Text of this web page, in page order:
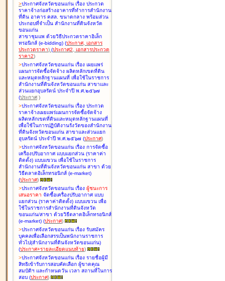
>ประกาศจังหวัดขอนแก่น เรื่อง ประกวด
ราคาจ้างก่อสร้างอาคารที่ทำการสำนักงาน
ที่ดิน อาคาร คสล. ขนาดกลาง พร้อมส่วน
ประกอบที่จำเป็น สำนักงานที่ดินจังหวัด
ขอนแก่น
สาขาชุมแพ ด้วยวิธีประกวดราคาอิเล็ก
ทรอนิกส์ (e-bidding) (ประกาศ, เอกสาร
ประกวดราคา) (ประกาศ2, เอกสารประกวด
ราคา2)
>ประกาศจังหวัดขอนแก่น เรื่อง เผยแพร่
แผนการจัดซื้อจัดจ้าง ผลิตหลักเขตที่ดิน
และหมุดหลักฐานแผนที่ เพื่อใช้ในราชการ
สำนักงานที่ดินจังหวัดขอนแก่น สาขาและ
ส่วนแยกอุบลรัตน์ ประจำปี พ.ศ.๒๕๖๗
(ประกาศ )
>ประกาศจังหวัดขอนแก่น เรื่อง ประกวด
ราคาจ้างเผยแพร่แผนการจัดซื้อจัดจ้าง
ผลิตหลักเขตที่ดินและหมุดหลักฐานแผนที่
เพื่อใช้ในการปฏิบัติงานรังวัดของสำนักงาน
ที่ดินจังหวัดขอนแก่น สาขาและส่วนแยก
อุบลรัตน์ ประจำปี พ.ศ.๒๕๖๗ (ประกาศ)
>ประกาศจังหวัดขอนแก่น เรื่อง การจัดซื้อ
เครื่องปรับอากาศ แบบแยกส่วน (ราคาค่า
ติดตั้ง) แบบแขวน เพื่อใช้ในราชการ
สำนักงานที่ดินจังหวัดขอนแก่น สาขา ด้วย
วิธีตลาดอิเล็กทรอนิกส์ (e-market)
(ประกาศ)
>ประกาศจังหวัดขอนแก่น เรื่อง ผู้ชนะการ
เสนอราคา จัดซื้อเครื่องปรับอากาศ แบบ
แยกส่วน (ราคาค่าติดตั้ง) แบบแขวน เพื่อ
ใช้ในราชการสำนักงานที่ดินจังหวัด
ขอนแก่น/สาขา ด้วยวิธีตลาดอิเล็กทรอนิกส์
(e-market) (ประกาศ)
>ประกาศจังหวัดขอนแก่น เรื่อง รับสมัคร
บุคคลเพื่อเลือกสรรเป็นพนักงานราชการ
ทั่วไป(สำนักงานที่ดินจังหวัดขอนแก่น)
(ประกาศ+รายละเอียดแนบท้าย)
>ประกาศจังหวัดขอนแก่น เรื่อง รายชื่อผู้มี
สิทธิเข้ารับการสอบคัดเลือก ผู้ขาดคุณ
สมบัติฯ และกำหนดวัน เวลา สถานที่ในการ
สอบ (ประกาศ)